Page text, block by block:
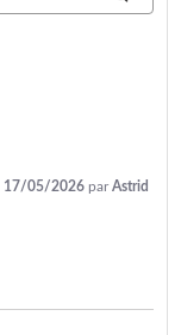
17/05/2026 parAstrid